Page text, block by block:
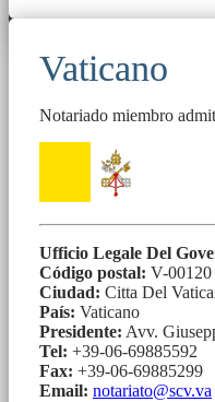
Vaticano
Notariado miembro
Ufficio Legale Del
Código postal: V-00120
Ciudad: Citta Del
País: Vaticano
Presidente: Avv.
Tel: +39-06-69885592
Fax: +39-06-69885299
Email: notariato@scv.va